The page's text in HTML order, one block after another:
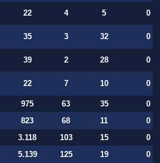
22 4 5
0
35 3 32
0
39 2 28
0
22 7 10 0
975 63 35
0
823 68 11
0
3.118 103 15
0
5.139 125 19 0